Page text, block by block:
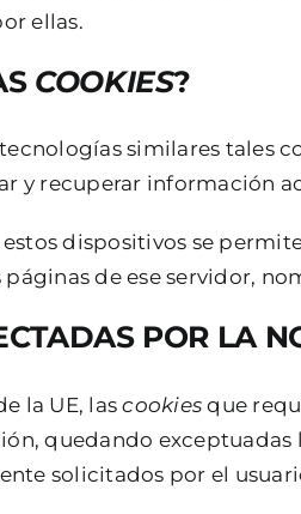
ellas.
COOKIES?
similares tales
y recuperar información
dispositivos se
de ese servidor,
POR LA
la UE, lascookiesque
quedando exceptuadas
solicitados por el